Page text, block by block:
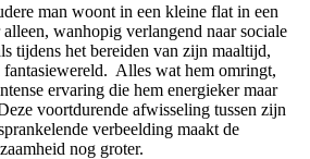
man woont in een kleine flat in een
wanhopig verlangend naar sociale
tijdens het bereiden van zijn maaltijd,
Alles wat hem omringt,
ervaring die hem energieker maar
voortdurende afwisseling tussen zijn
verbeelding maakt de
nog groter.